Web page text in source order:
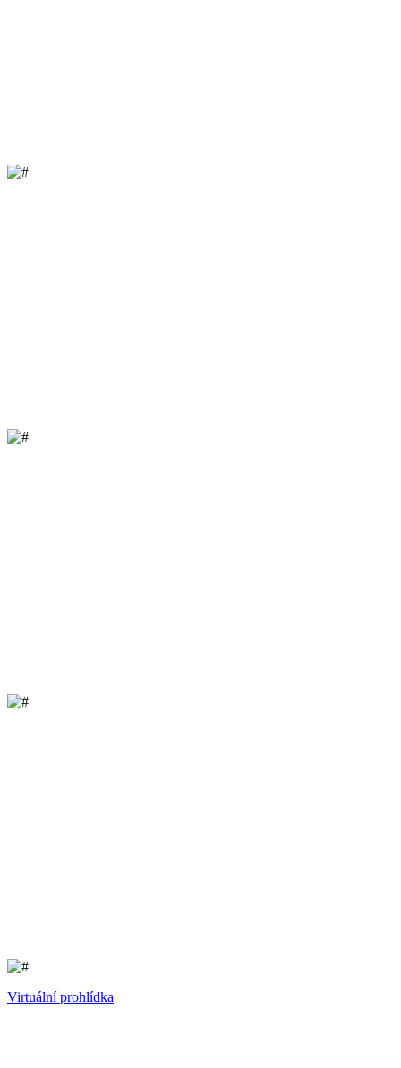
Virtuální prohlídka